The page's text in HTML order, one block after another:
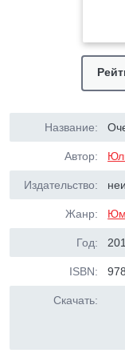
Название:
Автор:
Издательство:
Жанр:
Год:
ISBN:
Скачать: